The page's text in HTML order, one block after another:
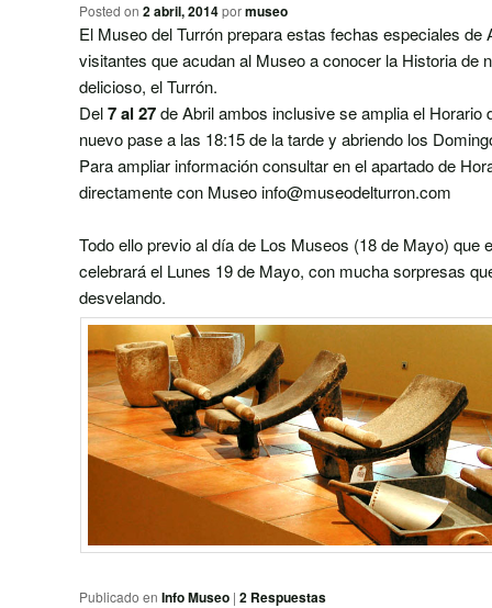
Posted on2 abril, 2014 pormuseo
El Museo del Turrón prepara estas fechas especiales de
visitantes que acudan al Museo a conocer la Historia de
delicioso, el Turrón.
Del7 al 27de Abril ambos inclusive se amplia el Horario
nuevo pase a las 18:15 de la tarde y abriendo los
Para ampliar información consultar en el apartado de
directamente con Museo info@museodelturron.com
Todo ello previo al día de Los Museos (18 de Mayo) que
celebrará el Lunes 19 de Mayo, con mucha sorpresas
desvelando.
Publicado en Info Museo |2 Respuestas